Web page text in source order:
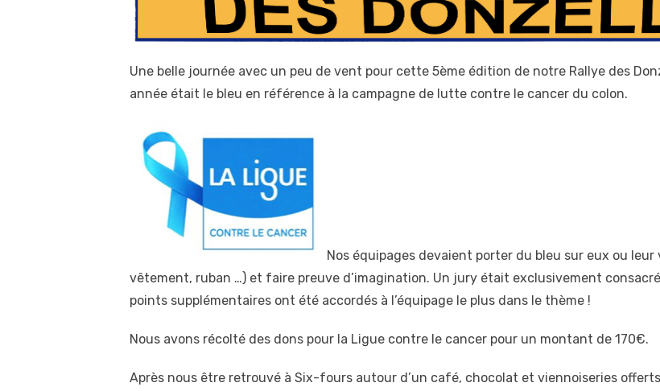
Une belle journée avec un peu de vent pour cette 5ème édition de notre Rallye des
année était le bleu en référence à la campagne de lutte contre le cancer du colon.
Nos équipages devaient porter du bleu sur eux ou
vêtement, ruban …) et faire preuve d’imagination. Un jury était exclusivement
points supplémentaires ont été accordés à l’équipage le plus dans le thème !
Nous avons récolté des dons pour la Ligue contre le cancer pour un montant de 170€.
Après nous être retrouvé à Six-fours autour d’un café, chocolat et viennoiseries offerts